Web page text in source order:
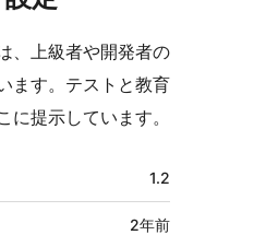
、上級者や開発者の
ます。テストと教育
に提示しています。
1.2
2年前